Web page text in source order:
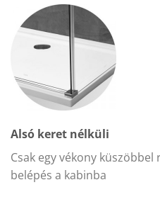
Alsó keret nélküli
Csak egy vékony
belépés a kabinba